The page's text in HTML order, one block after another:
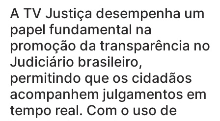
A TV Justiça desempenha um
papel fundamental na
promoção da transparência no
Judiciário brasileiro,
permitindo que os cidadãos
acompanhem julgamentos em
tempo real. Com o uso de